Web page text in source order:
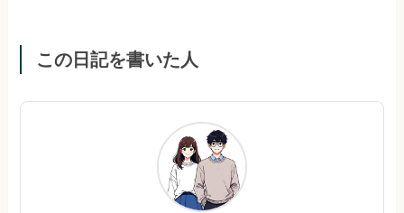
この日記を書いた人